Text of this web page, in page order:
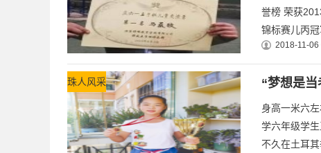
誉榜 荣获
锦标赛儿丙冠
2018-11-06
珠人风采 “梦想是
身高一米六
学六年级学
不久在土耳